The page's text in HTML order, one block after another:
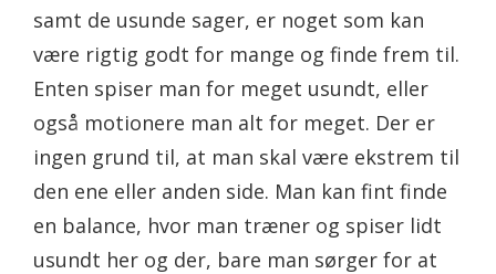
samt de usunde sager, er noget som kan
være rigtig godt for mange og finde frem til.
Enten spiser man for meget usundt, eller
også motionere man alt for meget. Der er
ingen grund til, at man skal være ekstrem til
den ene eller anden side. Man kan fint finde
en balance, hvor man træner og spiser lidt
usundt her og der, bare man sørger for at